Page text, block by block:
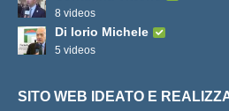
8 videos
Di Iorio Michele
5 videos
SITO WEB IDEATO E